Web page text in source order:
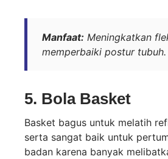
Manfaat: Meningkatkan
memperbaiki postur tubuh.
5. Bola Basket
Basket bagus untuk melatih
serta sangat baik untuk
badan karena banyak